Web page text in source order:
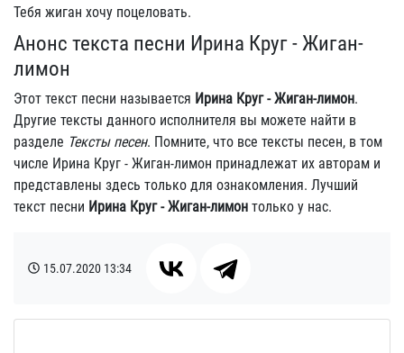
Тебя жиган хочу поцеловать.
Анонс текста песни Ирина Круг - Жиган-
лимон
Этот текст песни называется Ирина Круг - Жиган-лимон.
Другие тексты данного исполнителя вы можете найти в
разделе Тексты песен. Помните, что все тексты песен, в том
числе Ирина Круг - Жиган-лимон принадлежат их авторам и
представлены здесь только для ознакомления. Лучший
текст песни Ирина Круг - Жиган-лимон только у нас.
15.07.2020 13:34